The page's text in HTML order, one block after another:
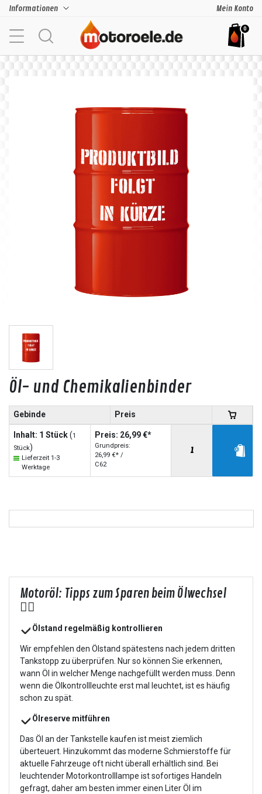
Informationen Mein Konto
0
Öl- und Chemikalienbinder
Gebinde Preis
Inhalt: 1 Stück(1
Stück)
Lieferzeit 1-3
Werktage
Preis: 26,99 €*
Grundpreis:
26,99 €* /
C62
Motoröl: Tipps zum Sparen beim Ölwechsel
👍🏻
Ölstand regelmäßig kontrollieren
Wir empfehlen den Ölstand spätestens nach jedem dritten
Tankstopp zu überprüfen. Nur so können Sie erkennen,
wann Öl in welcher Menge nachgefüllt werden muss. Denn
wenn die Ölkontrollleuchte erst mal leuchtet, ist es häufig
schon zu spät.
Ölreserve mitführen
Das Öl an der Tankstelle kaufen ist meist ziemlich
überteuert. Hinzukommt das moderne Schmierstoffe für
aktuelle Fahrzeuge oft nicht überall erhältlich sind. Bei
leuchtender Motorkontrolllampe ist sofortiges Handeln
gefragt, daher am besten immer einen Liter Öl im